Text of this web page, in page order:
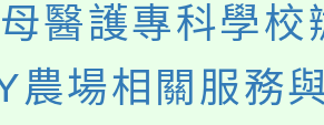
醫護專科學校
農場相關服務